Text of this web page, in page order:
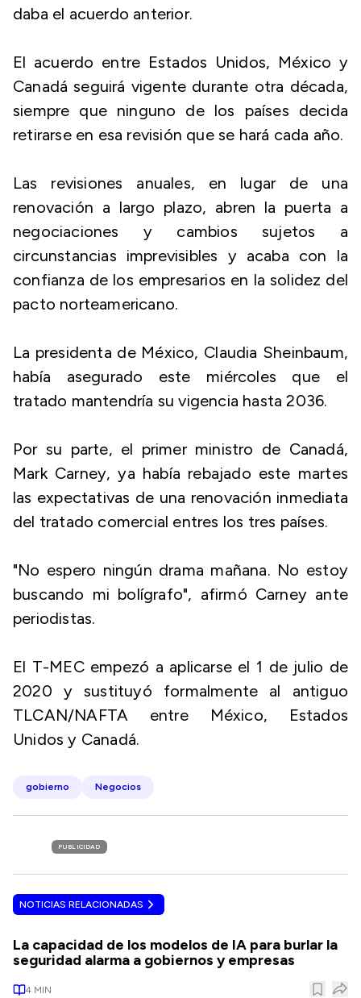
daba el acuerdo anterior.
El acuerdo entre Estados Unidos, México y
Canadá seguirá vigente durante otra década,
siempre que ninguno de los países decida
retirarse en esa revisión que se hará cada año.
Las revisiones anuales, en lugar de una
renovación a largo plazo, abren la puerta a
negociaciones y cambios sujetos a
circunstancias imprevisibles y acaba con la
confianza de los empresarios en la solidez del
pacto norteamericano.
La presidenta de México, Claudia Sheinbaum,
había asegurado este miércoles que el
tratado mantendría su vigencia hasta 2036.
Por su parte, el primer ministro de Canadá,
Mark Carney, ya había rebajado este martes
las expectativas de una renovación inmediata
del tratado comercial entres los tres países.
"No espero ningún drama mañana. No estoy
buscando mi bolígrafo", afirmó Carney ante
periodistas.
El T-MEC empezó a aplicarse el 1 de julio de
2020 y sustituyó formalmente al antiguo
TLCAN/NAFTA entre México, Estados
Unidos y Canadá.
gobierno Negocios
PUBLICIDAD
NOTICIAS RELACIONADAS
La capacidad de los modelos de IA para burlar la
seguridad alarma a gobiernos y empresas
4 MIN